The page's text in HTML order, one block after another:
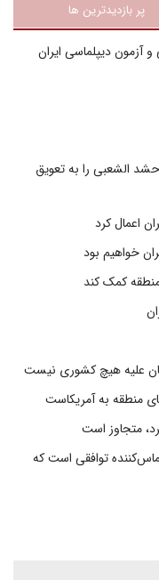
پر بازدیدترین ها
آزمون دیپلماسی ایران
الشعبی را به تعویق
اعمال کرد
خواهیم بود
منطقه کمک کند
علیه هیچ کشوری نیست
منطقه به آمریکاست
متجاوز است
توافقی است که